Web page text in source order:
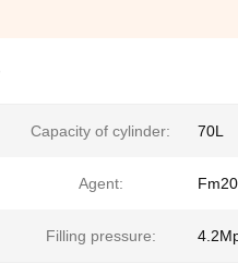
Capacity of cylinder: 70L
Agent:
Filling pressure: